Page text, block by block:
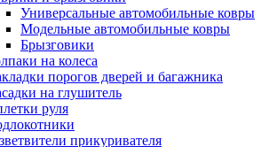
Универсальные автомобильные ковры
Модельные автомобильные ковры
Брызговики
на колеса
порогов дверей и багажника
на глушитель
руля
прикуривателя